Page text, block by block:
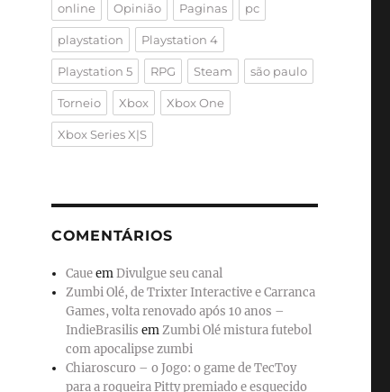
online Opinião Paginas pc
playstation Playstation 4
Playstation 5 RPG Steam são paulo
Torneio Xbox Xbox One
Xbox Series X|S
COMENTÁRIOS
CaueemDivulgue seu canal
Zumbi Olé, de Trixter Interactive e Carranca
Games, volta renovado após 10 anos –
IndieBrasilis emZumbi Olé mistura futebol
com apocalipse zumbi
Chiaroscuro – o Jogo: o game de TecToy
para a roqueira Pitty premiado e esquecido